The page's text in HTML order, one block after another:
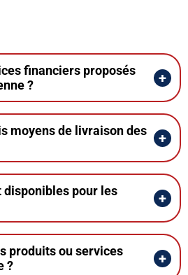
financiers proposés
?
moyens de livraison des
disponibles pour les
produits ou services
?